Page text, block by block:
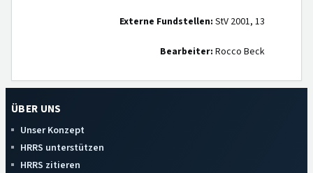
Externe Fundstellen: StV 2001, 13
Bearbeiter: Rocco Beck
ÜBER UNS
Unser Konzept
HRRS unterstützen
HRRS zitieren